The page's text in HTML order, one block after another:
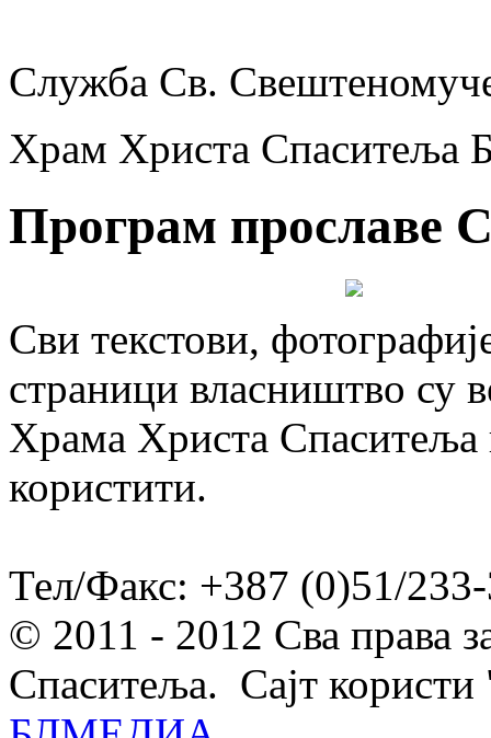
Служба Св.
Храм Христа Спаситеља
Програм прославе
Сви текстови,
страници власништво су
Храма Христа Спаситеља
користити.
Тел/Факс: +387 (0)51/
© 2011 - 2012 Сва права
Спаситеља. Сајт